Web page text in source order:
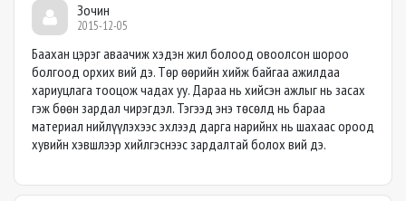
Зочин
2015-12-05
Баахан цэрэг аваачиж хэдэн жил болоод овоолсон шороо
болгоод орхих вий дэ. Төр өөрийн хийж байгаа ажилдаа
хариуцлага тооцож чадах уу. Дараа нь хийсэн ажлыг нь засах
гэж бөөн зардал чирэгдэл. Тэгээд энэ төсөлд нь бараа
материал нийлүүлэхээс эхлээд дарга нарийнх нь шахаас ороод
хувийн хэвшлээр хийлгэснээс зардалтай болох вий дэ.